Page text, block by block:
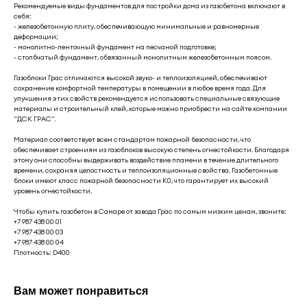
Рекомендуемые виды фундаментов для постройки дома из газобетона включают в
себя:
- железобетонную плиту, обеспечивающую минимальные и равномерные
деформации;
- монолитно-ленточный фундамент на песчаной подготовке;
- столбчатый фундамент, обвязанный монолитным железобетонным поясом.
Газоблоки Грас отличаются высокой звуко- и теплоизоляцией, обеспечивают
сохранение комфортной температуры в помещении в любое время года. Для
улучшения этих свойств рекомендуется использовать специальные связующие
материалы и строительный клей, которые можно приобрести на сайте компании
"ДСК ГРАС".
Материал соответствует всем стандартам пожарной безопасности, что
обеспечивает строениям из газоблоков высокую степень огнестойкости. Благодаря
этому они способны выдерживать воздействие пламени в течение длительного
времени, сохраняя целостность и теплоизоляционные свойства. Газобетонные
блоки имеют класс пожарной безопасности К0, что гарантирует их высокий
уровень огнестойкости.
Чтобы купить газобетон в Самаре от завода Грас по самым низким ценам, звоните:
+7 987 438 00 01
+7 987 438 00 03
+7 987 438 00 04
Плотность: D400
Вам может понравиться